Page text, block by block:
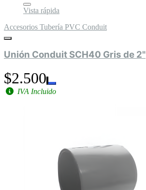
Vista rápida
Accesorios Tubería PVC Conduit
Unión Conduit SCH40 Gris de 2"
$2.500
IVA Incluido